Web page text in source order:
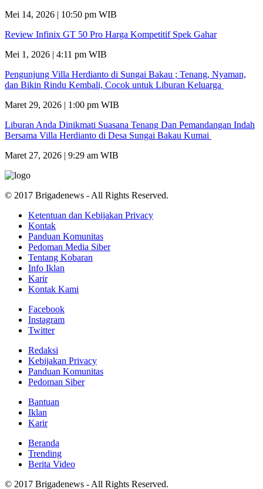
Mei 14, 2026 | 10:50 pm WIB
Review Infinix GT 50 Pro Harga Kompetitif Spek Gahar
Mei 1, 2026 | 4:11 pm WIB
Pengunjung Villa Herdianto di Sungai Bakau ; Tenang, Nyaman,
dan Bikin Rindu Kembali, Cocok untuk Liburan Keluarga
Maret 29, 2026 | 1:00 pm WIB
Liburan Anda Dinikmati Suasana Tenang Dan Pemandangan Indah
Bersama Villa Herdianto di Desa Sungai Bakau Kumai
Maret 27, 2026 | 9:29 am WIB
© 2017 Brigadenews - All Rights Reserved.
Ketentuan dan Kebijakan Privacy
Kontak
Panduan Komunitas
Pedoman Media Siber
Tentang Kobaran
Info Iklan
Karir
Kontak Kami
Facebook
Instagram
Twitter
Redaksi
Kebijakan Privacy
Panduan Komunitas
Pedoman Siber
Bantuan
Iklan
Karir
Beranda
Trending
Berita Video
© 2017 Brigadenews - All Rights Reserved.